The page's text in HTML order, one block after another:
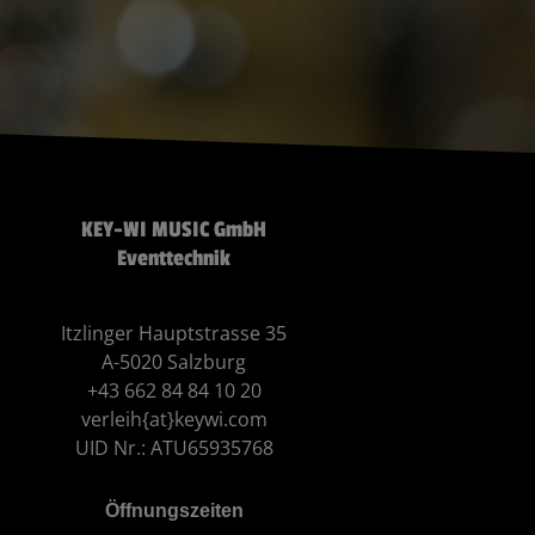
KEY-WI MUSIC GmbH
Eventtechnik
Itzlinger Hauptstrasse 35
A-5020 Salzburg
+43 662 84 84 10 20
verleih{at}keywi.com
UID Nr.: ATU65935768
Öffnungszeiten